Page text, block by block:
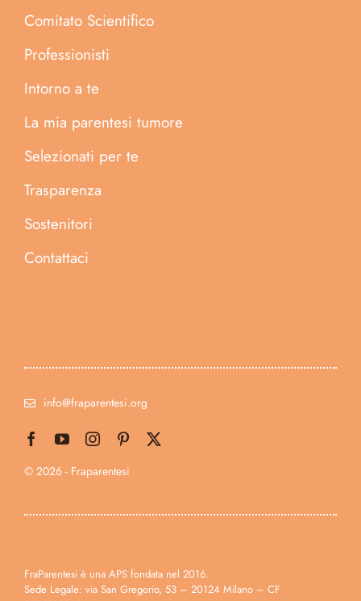
Comitato Scientifico
Professionisti
Intorno a te
La mia parentesi tumore
Selezionati per te
Trasparenza
Sostenitori
Contattaci
info@fraparentesi.org
© 2026 - Fraparentesi
FraParentesi è una APS fondata nel 2016.
Sede Legale: via San Gregorio, 53 – 20124 Milano – CF